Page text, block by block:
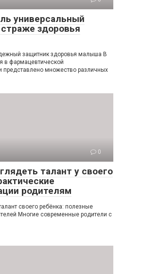
универсальный
здоровья
защитник здоровья малыша В
в фармацевтической
представлено множество различных
0
талант у своего
родителям
своего ребёнка: полезные
Многие современные родители с